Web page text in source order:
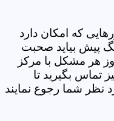
که امکان دارد
پیش بیاید صحبت
هر مشکل با مرکز
تماس بگیرید تا
شما رجوع نمایند